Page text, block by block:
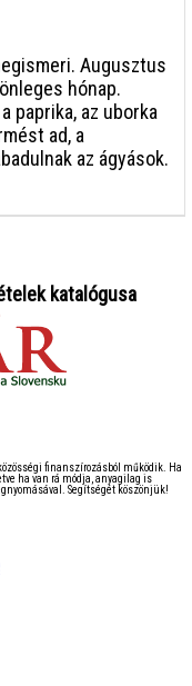
Augusztus
hónap.
paprika, az uborka
ad, a
az ágyások.
katalógusa
finanszírozásból működik. Ha
ha van rá módja, anyagilag is
Segítségét köszönjük!